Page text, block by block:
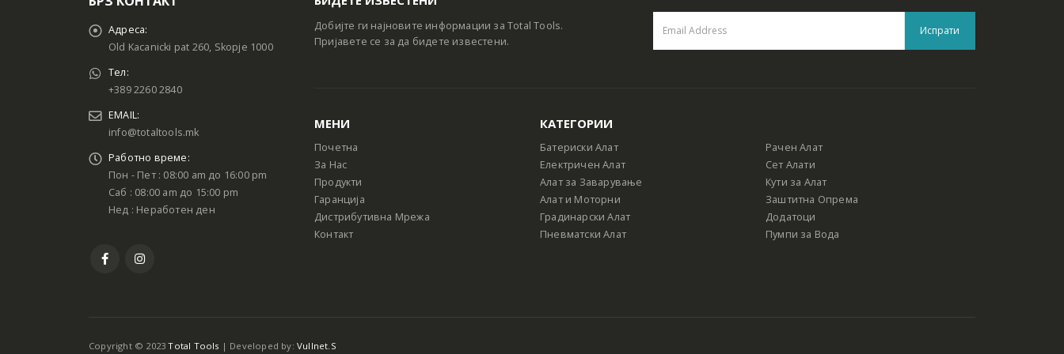
Адреса:
Old Kacanicki pat 260, Skopje 1000
Тел:
+389 2260 2840
EMAIL:
info@totaltools.mk
Работно време:
Пон - Пет : 08:00 am до 16:00 pm
Саб : 08:00 am до 15:00 pm
Нед : Неработен ден
Добијте ги најновите информации за Total Tools.
Пријавете се за да бидете известени.
МЕНИ
Почетна
За Нас
Продукти
Гаранција
Дистрибутивна Мрежа
Контакт
КАТЕГОРИИ
Батериски Алат
Електричен Алат
Алат за Заварување
Алат и Моторни
Градинарски Алат
Пневматски Алат
Рачен Алат
Сет Алати
Кути за Алат
Заштитна Опрема
Додатоци
Пумпи за Вода
Copyright © 2023Total Tools | Developed by:Vullnet.S